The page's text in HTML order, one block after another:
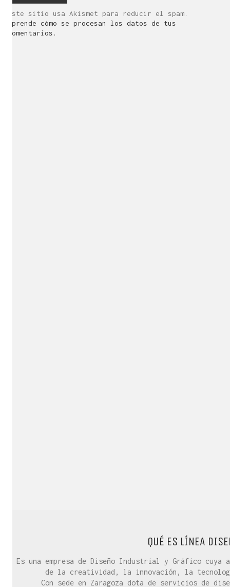
Este sitio usa Akismet para reducir el spam.
Aprende cómo se procesan los datos de tus
comentarios.
QUÉ ES LÍNEA
Es una empresa de Diseño Industrial y Gráfico
de la creatividad, la innovación, la
Con sede en Zaragoza dota de servicios de